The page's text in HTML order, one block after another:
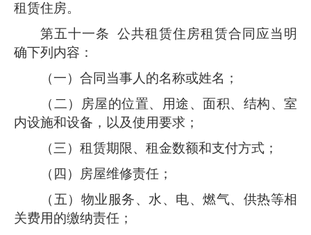
租赁住房。
第五十一条 公共租赁住房租赁合同应当明
确下列内容：
（一）合同当事人的名称或姓名；
（二）房屋的位置、用途、面积、结构、室
内设施和设备，以及使用要求；
（三）租赁期限、租金数额和支付方式；
（四）房屋维修责任；
（五）物业服务、水、电、燃气、供热等相
关费用的缴纳责任；